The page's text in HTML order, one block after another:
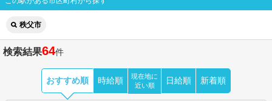
秩父市
検索結果64件
おすすめ順 時給順
現在地に
近い順
日給順 新着順